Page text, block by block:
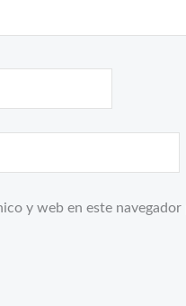
y web en este